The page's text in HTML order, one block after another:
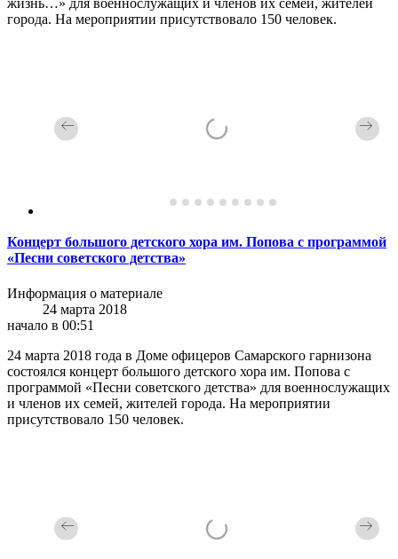
жизнь…» для военнослужащих и членов их семей, жителей
города. На мероприятии присутствовало 150 человек.
Концерт большого детского хора им. Попова с программой
«Песни советского детства»
Информация о материале
24 марта 2018
начало в 00:51
24 марта 2018 года в Доме офицеров Самарского гарнизона
состоялся концерт большого детского хора им. Попова с
программой «Песни советского детства» для военнослужащих
и членов их семей, жителей города. На мероприятии
присутствовало 150 человек.